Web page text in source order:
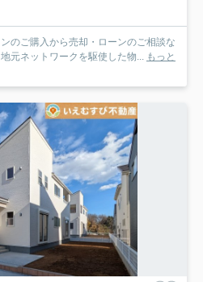
のご購入から売却・ローンのご相談な
元ネットワークを駆使した物... もっと